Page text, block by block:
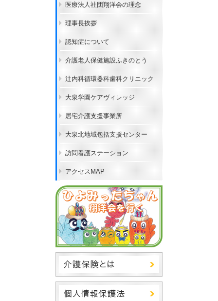
医療法人社団翔洋会の理念
理事長挨拶
認知症について
介護老人保健施設ふきのとう
辻内科循環器科歯科クリニック
大泉学園ケアヴィレッジ
居宅介護支援事業所
大泉北地域包括支援センター
訪問看護ステーション
アクセスMAP